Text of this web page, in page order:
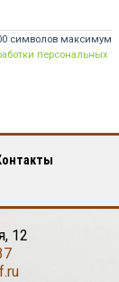
символов максимум
персональных
12